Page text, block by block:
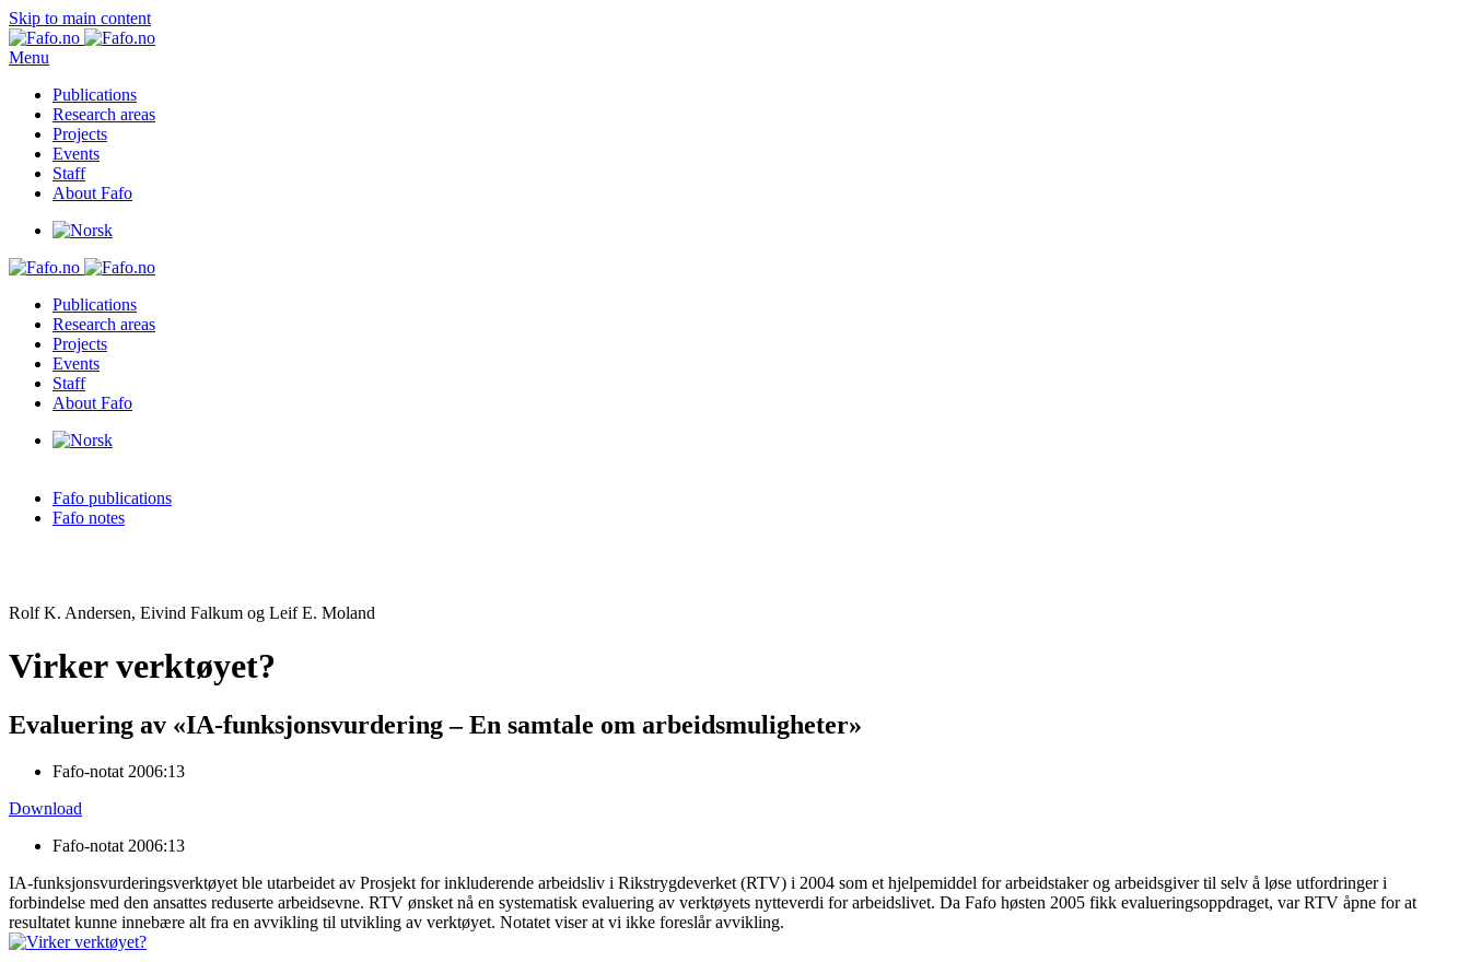
Skip to main content
Menu
Publications
Research areas
Projects
Events
Staff
About Fafo
Publications
Research areas
Projects
Events
Staff
About Fafo
Fafo publications
Fafo notes
Rolf K. Andersen, Eivind Falkum og Leif E. Moland
Virker verktøyet?
Evaluering av «IA-funksjonsvurdering – En samtale om arbeidsmuligheter»
Fafo-notat 2006:13
Download
Fafo-notat 2006:13
IA-funksjonsvurderingsverktøyet ble utarbeidet av Prosjekt for inkluderende arbeidsliv i Rikstrygdeverket (RTV) i 2004 som et hjelpemiddel for arbeidstaker og arbeidsgiver til selv å løse utfordringer i
forbindelse med den ansattes reduserte arbeidsevne. RTV ønsket nå en systematisk evaluering av verktøyets nytteverdi for arbeidslivet. Da Fafo høsten 2005 fikk evalueringsoppdraget, var RTV åpne for at
resultatet kunne innebære alt fra en avvikling til utvikling av verktøyet. Notatet viser at vi ikke foreslår avvikling.